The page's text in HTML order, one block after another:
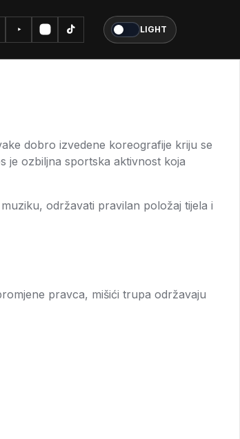
LIGHT
dobro izvedene koreografije kriju se
je ozbiljna sportska aktivnost koja
održavati pravilan položaj tijela i
pravca, mišići trupa održavaju